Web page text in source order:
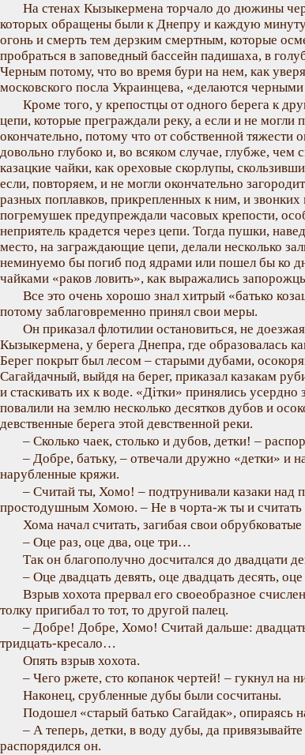
На стенах Кызыкермена торчало до дюжины
которых обращены были к Днепру и каждую
огонь и смерть тем дерзким смертным, которые
пробраться в заповедный бассейн падишаха, в
Черным потому, что во время бури на нем, как
московского посла Украинцева, «делаются
Кроме того, у крепостцы от одного берега к
цепи, которые преграждали реку, а если и не могли
окончательно, потому что от собственной тяжести
довольно глубоко и, во всяком случае, глубже, чем
казацкие чайки, как ореховые скорлупы,
если, повторяем, и не могли окончательно
разных поплавков, прикрепленных к ним, и звонких
погремушек предупреждали часовых крепости,
неприятель крадется через цепи. Тогда пушки,
место, на заграждающие цепи, делали несколько
неминуемо бы погиб под ядрами или пошел бы ко
чайками «раков ловить», как выражались
Все это очень хорошо знал хитрый «батько
потому заблаговременно принял свои меры.
Он приказал флотилии остановиться, не
Кызыкермена, у берега Днепра, где образовалась
Берег покрыт был лесом – старыми дубами,
Сагайдачный, выйдя на берег, приказал казакам
и стаскивать их к воде. «Дітки» принялись усердно
повалили на землю несколько десятков дубов и
девственные берега этой девственной реки.
– Сколько чаек, столько и дубов, детки! –
– Добре, батьку, – отвечали дружно «детки» и
нарубленные кряжи.
– Считай ты, Хомо! – подтрунивали казаки над
простодушным Хомою. – Не в чорта-ж ты и считать
Хома начал считать, загибая свои
– Оце раз, оце два, оце три…
Так он благополучно досчитался до двадцати
– Оце двадцать девять, оце двадцать десять,
Взрыв хохота прервал его своеобразное
толку пригибал то тот, то другой палец.
– Добре! Добре, Хомо! Считай дальше:
тридцать-кресало…
Опять взрыв хохота.
– Чего ржете, сто копанок чертей! – гукнул на
Наконец, срубленные дубы были сосчитаны.
Подошел «старый батько Сагайдак», опираясь
– А теперь, детки, в воду дубы, да
распорядился он.